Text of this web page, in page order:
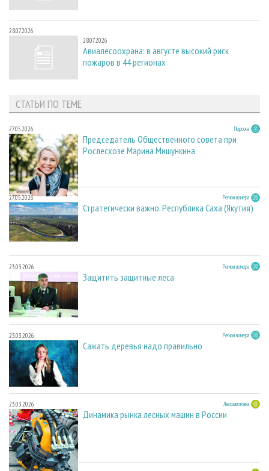
28.07.2026
28.07.2026
Авиалесоохрана: в августе высокий риск
пожаров в 44 регионах
СТАТЬИ ПО ТЕМЕ
27.05.2026 Персона
Председатель Общественного совета при
Рослесхозе Марина Мишункина
27.05.2026 Регион номера
Стратегически важно. Республика Саха (Якутия)
23.03.2026 Регион номера
Защитить защитные леса
23.03.2026 Регион номера
Сажать деревья надо правильно
23.03.2026 Лесозаготовка
Динамика рынка лесных машин в России